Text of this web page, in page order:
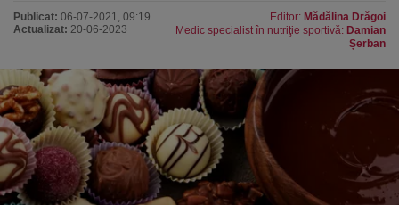
Publicat: 06-07-2021, 09:19
Actualizat: 20-06-2023
Editor: Mădălina Drăgoi
Medic specialist în nutriţie sportivă: Damian
Șerban